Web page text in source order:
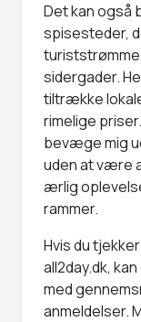
Det kan også
spisesteder,
sidergader.
tiltrække
rimelige
bevæge mig
uden at være
ærlig
rammer.
Hvis du
all2day.dk,
med
anmeldelser.